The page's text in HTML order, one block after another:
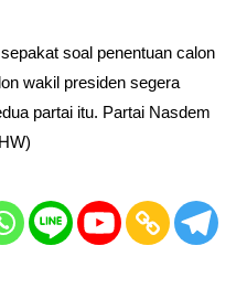
soal penentuan calon
wakil presiden segera
partai itu. Partai Nasdem